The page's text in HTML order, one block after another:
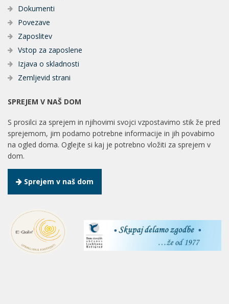
Dokumenti
Povezave
Zaposlitev
Vstop za zaposlene
Izjava o skladnosti
Zemljevid strani
SPREJEM V NAŠ DOM
S prosilci za sprejem in njihovimi svojci vzpostavimo stik že pred
sprejemom, jim podamo potrebne informacije in jih povabimo
na ogled doma. Oglejte si kaj je potrebno vložiti za sprejem v
dom.
Sprejem v naš dom